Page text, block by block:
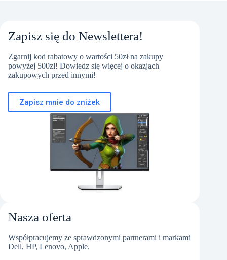
Zapisz się do Newslettera!
Zgarnij kod rabatowy o wartości 50zł na zakupy
powyżej 500zł! Dowiedz się więcej o okazjach
zakupowych przed innymi!
Zapisz mnie do zniżek
Nasza oferta
Współpracujemy ze sprawdzonymi partnerami i markami
Dell, HP, Lenovo, Apple.